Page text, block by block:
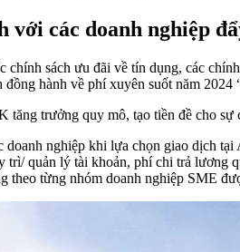
với các doanh nghiệp
chính sách ưu đãi về tín dụng, các
đồng hành về phí xuyên suốt năm
tăng trưởng quy mô, tạo tiền đề cho sự
doanh nghiệp khi lựa chọn giao dịch
trì/ quản lý tài khoản, phí chi trả lương
theo từng nhóm doanh nghiệp SME